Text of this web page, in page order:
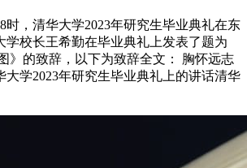
时，清华大学2023年研究生毕业典礼在东
学校长王希勤在毕业典礼上发表了题为
》的致辞，以下为致辞全文： 胸怀远志
学2023年研究生毕业典礼上的讲话清华